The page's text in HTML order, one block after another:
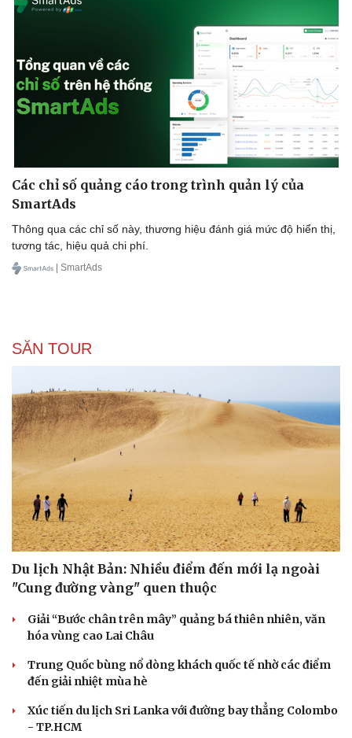
Các chỉ số quảng cáo trong trình quản lý của
SmartAds
Thông qua các chỉ số này, thương hiệu đánh giá mức độ hiển thị,
tương tác, hiệu quả chi phí.
| SmartAds
SĂN TOUR
Du lịch Nhật Bản: Nhiều điểm đến mới lạ ngoài
"Cung đường vàng" quen thuộc
Giải “Bước chân trên mây” quảng bá thiên nhiên, văn
hóa vùng cao Lai Châu
Trung Quốc bùng nổ dòng khách quốc tế nhờ các điểm
đến giải nhiệt mùa hè
Xúc tiến du lịch Sri Lanka với đường bay thẳng Colombo
- TP.HCM